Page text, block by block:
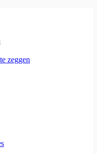
zeggen